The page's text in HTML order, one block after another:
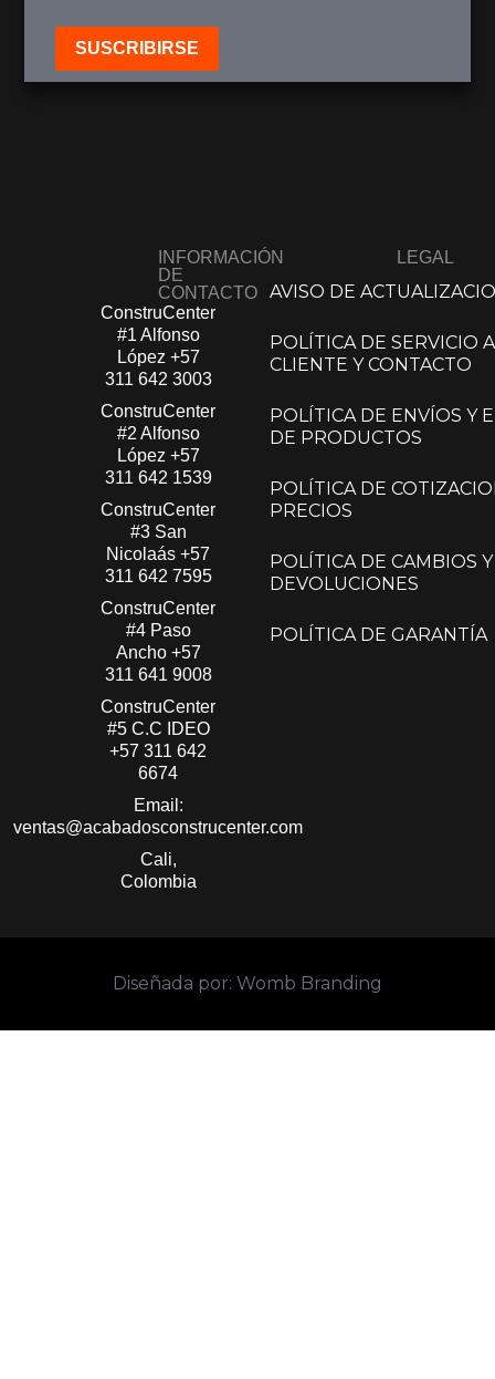
Añadir a Carrito
SUSCRIBIRSE
INFORMACIÓN
DE
CONTACTO
ConstruCenter
#1 Alfonso
López​ +57
311 642 3003
ConstruCenter
#2 Alfonso
López​ +57
311 642 1539
ConstruCenter
#3 San
Nicolaás​+57
311 642 7595
ConstruCenter
#4 Paso
Ancho +57
311 641 9008
ConstruCenter
#5 C.C IDEO
+57 311 642
6674
Email:
ventas@acabadosconstrucenter.com
Cali,
Colombia
LEGAL
AVISO DE
POLÍTICA DE SERVICIO
CLIENTE Y CONTACTO
POLÍTICA DE ENVÍOS Y
DE PRODUCTOS
POLÍTICA DE
PRECIOS
POLÍTICA DE CAMBIOS Y
DEVOLUCIONES
POLÍTICA DE GARANTÍA
Diseñada por: Womb Branding